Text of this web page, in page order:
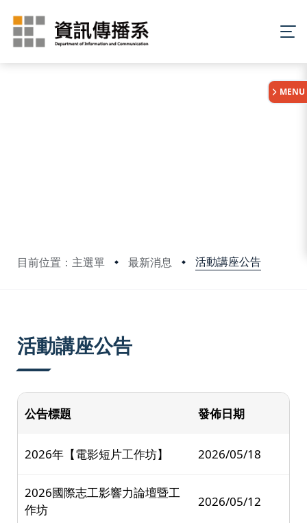
目前位置：主選單 最新消息 活動講座公告
MENU
活動講座公告
公告標題 發佈日期
2026年【電影短片工作坊】 2026/05/18
2026國際志工影響力論壇暨工
作坊
2026/05/12